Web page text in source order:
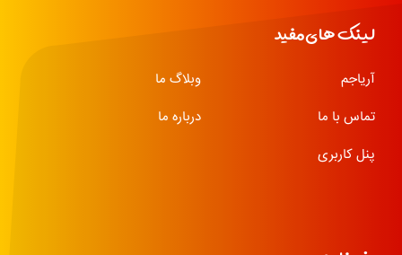
لینک های مفید
آریاجم
وبلاگ ما
تماس با ما
درباره ما
پنل کاربری